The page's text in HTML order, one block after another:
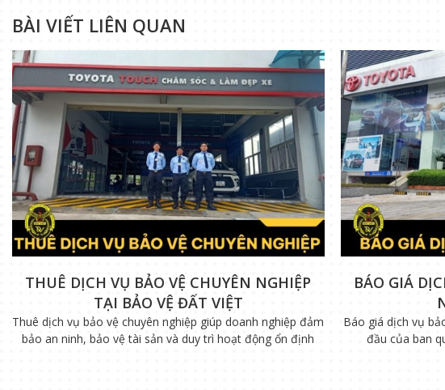
BÀI VIẾT LIÊN QUAN
THUÊ DỊCH VỤ BẢO VỆ CHUYÊN NGHIỆP
TẠI BẢO VỆ ĐẤT VIỆT
Thuê dịch vụ bảo vệ chuyên nghiệp giúp doanh nghiệp đảm
bảo an ninh, bảo vệ tài sản và duy trì hoạt động ổn định
BÁO GIÁ
Báo giá dịch vụ
đầu của ban